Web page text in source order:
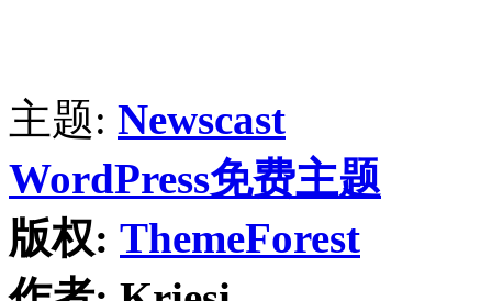
主题: Newscast
WordPress免费主题
版权: ThemeForest